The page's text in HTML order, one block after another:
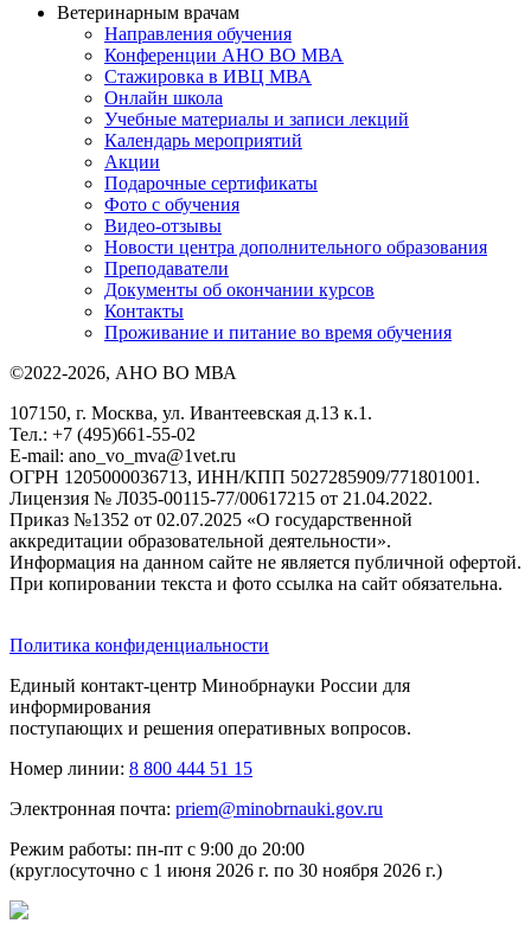
Ветеринарным врачам
Направления обучения
Конференции АНО ВО МВА
Стажировка в ИВЦ МВА
Онлайн школа
Учебные материалы и записи лекций
Календарь мероприятий
Акции
Подарочные сертификаты
Фото с обучения
Видео-отзывы
Новости центра дополнительного образования
Преподаватели
Документы об окончании курсов
Контакты
Проживание и питание во время обучения
©2022-2026, АНО ВО МВА
107150, г. Москва, ул. Ивантеевская д.13 к.1.
Тел.: +7 (495)661-55-02
E-mail: ano_vo_mva@1vet.ru
ОГРН 1205000036713, ИНН/КПП 5027285909/771801001.
Лицензия № Л035-00115-77/00617215 от 21.04.2022.
Приказ №1352 от 02.07.2025 «О государственной
аккредитации образовательной деятельности».
Информация на данном сайте не является публичной офертой.
При копировании текста и фото ссылка на сайт обязательна.
Политика конфиденциальности
Единый контакт-центр Минобрнауки России для
информирования
поступающих и решения оперативных вопросов.
Номер линии: 8 800 444 51 15
Электронная почта: priem@minobrnauki.gov.ru
Режим работы: пн-пт с 9:00 до 20:00
(круглосуточно с 1 июня 2026 г. по 30 ноября 2026 г.)